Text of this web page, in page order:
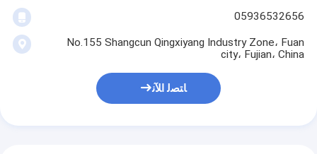
05936532656
No.155 Shangcun Qingxiyang Industry Zone، Fuan
city، Fujian، China
ﺎﺘﺼﻟ ﺍﻶﻧ